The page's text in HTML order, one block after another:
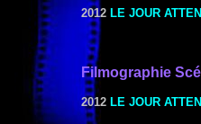
2012 LE JOUR
Filmographie
2012 LE JOUR